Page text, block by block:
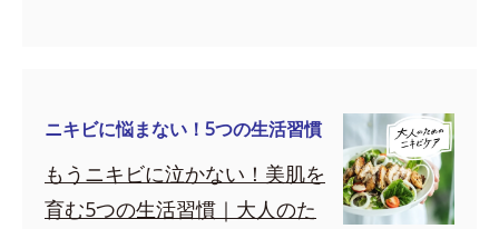
ニキビに悩まない！5つの生活習慣
もうニキビに泣かない！美肌を
育む5つの生活習慣｜大人のた